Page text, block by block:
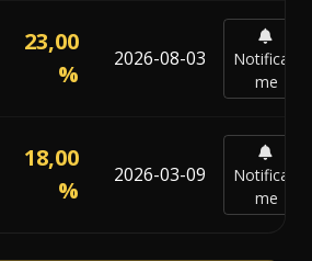
23,00
%
2026-08-03
Notificar-
me
18,00
%
2026-03-09
Notificar-
me